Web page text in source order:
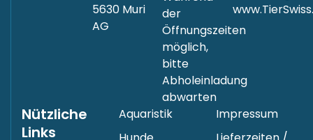
5630 Muri
AG
der
Öffnungszeiten
möglich,
bitte
Abholeinladung
abwarten
Nützliche
Links
Aquaristik
Impressum